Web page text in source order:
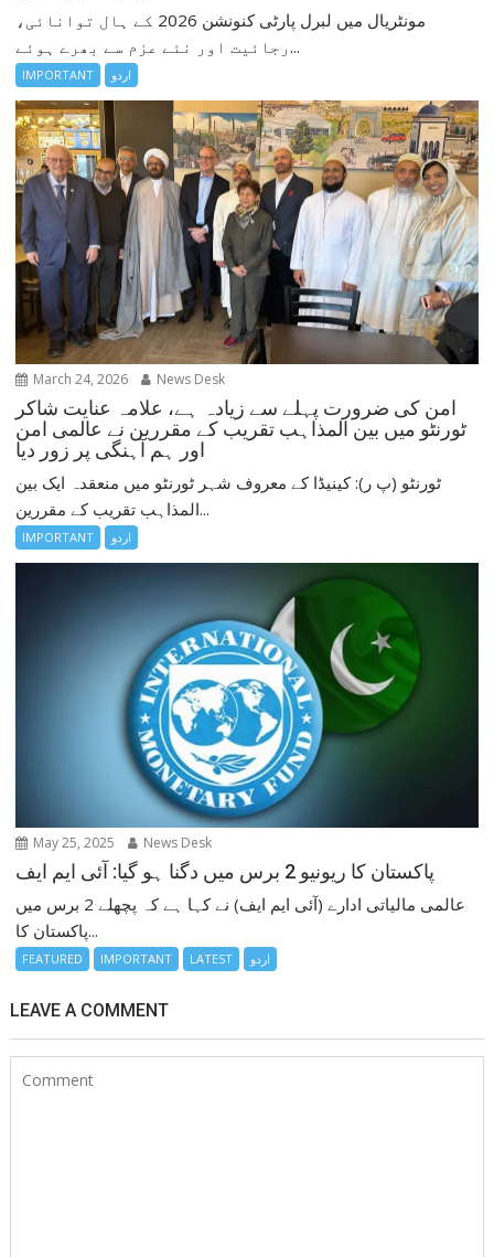
مونٹریال میں لبرل پارٹی کنونشن 2026 کے ہال توانائی،
رجائیت اور نئے عزم سے بھرے ہوئے...
IMPORTANT اردو
March 24, 2026 News Desk
امن کی ضرورت پہلے سے زیادہ ہے، علامہ عنایت شاکر
ٹورنٹو میں بین المذاہب تقریب کے مقررین نے عالمی امن
اور ہم آہنگی پر زور دیا
ٹورنٹو (پ ر): کینیڈا کے معروف شہر ٹورنٹو میں منعقدہ ایک بین
المذاہب تقریب کے مقررین...
IMPORTANT اردو
May 25, 2025 News Desk
پاکستان کا ریونیو 2 برس میں دگنا ہو گیا: آئی ایم ایف
عالمی مالیاتی ادارے (آئی ایم ایف) نے کہا ہے کہ پچھلے 2 برس میں
پاکستان کا...
FEATURED IMPORTANT LATEST اردو
LEAVE A COMMENT